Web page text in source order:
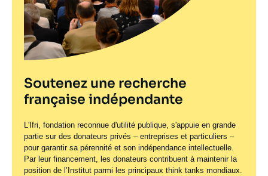
Soutenez une recherche
française indépendante
L'Ifri, fondation reconnue d'utilité publique, s'appuie en grande
partie sur des donateurs privés – entreprises et particuliers –
pour garantir sa pérennité et son indépendance intellectuelle.
Par leur financement, les donateurs contribuent à maintenir la
position de l’Institut parmi les principaux think tanks mondiaux.